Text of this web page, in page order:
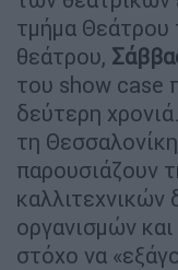
τμήμα Θεάτρου
θεάτρου,
του show case
δεύτερη
τη
παρουσιάζουν
οργανισμών
στόχο να